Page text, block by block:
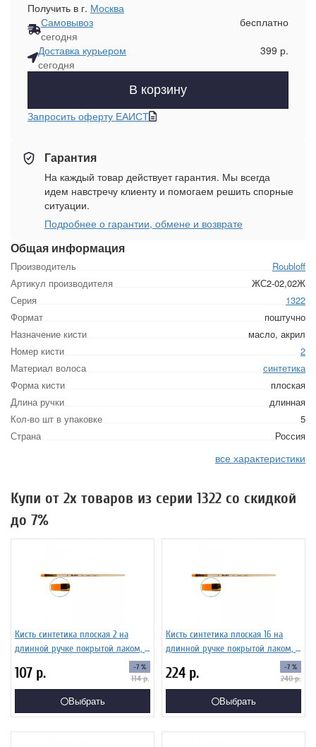
Общая информация
Производитель
Roubloff
Артикул производителя
ЖС2-02,02Ж
Серия
1322
Формат
поштучно
Назначение кисти
масло, акрил
Номер кисти
2
Материал волоса
синтетика
Форма кисти
плоская
Длина ручки
длинная
Кол-во шт в упаковке
5
Страна
Россия
все характеристики
Получить в г. Москва
Самовывоз
сегодня
бесплатно
Доставка курьером
сегодня
399 р.
В корзину
Запросить оферту ЕАИСТ
Гарантия
На каждый товар действует гарантия. Мы всегда
идем навстречу клиенту и помогаем решить спорные
ситуации.
Подробнее о гарантии, обмене и возврате
Купи от 2х товаров из серии 1322 со скидкой
до 7%
Кисть синтетика плоская 2 на
длинной ручке покрытой лаком, с
укороченной вставкой Серия 1322
ЖС2-02,02Ж
107 р. -7 %
114р.
Выбрать
Кисть синтетика плоская 16 на
длинной ручке покрытой лаком, с
укороченной вставкой Серия 1322
ЖС2-16,02Ж
224 р. -7 %
240р.
Выбрать